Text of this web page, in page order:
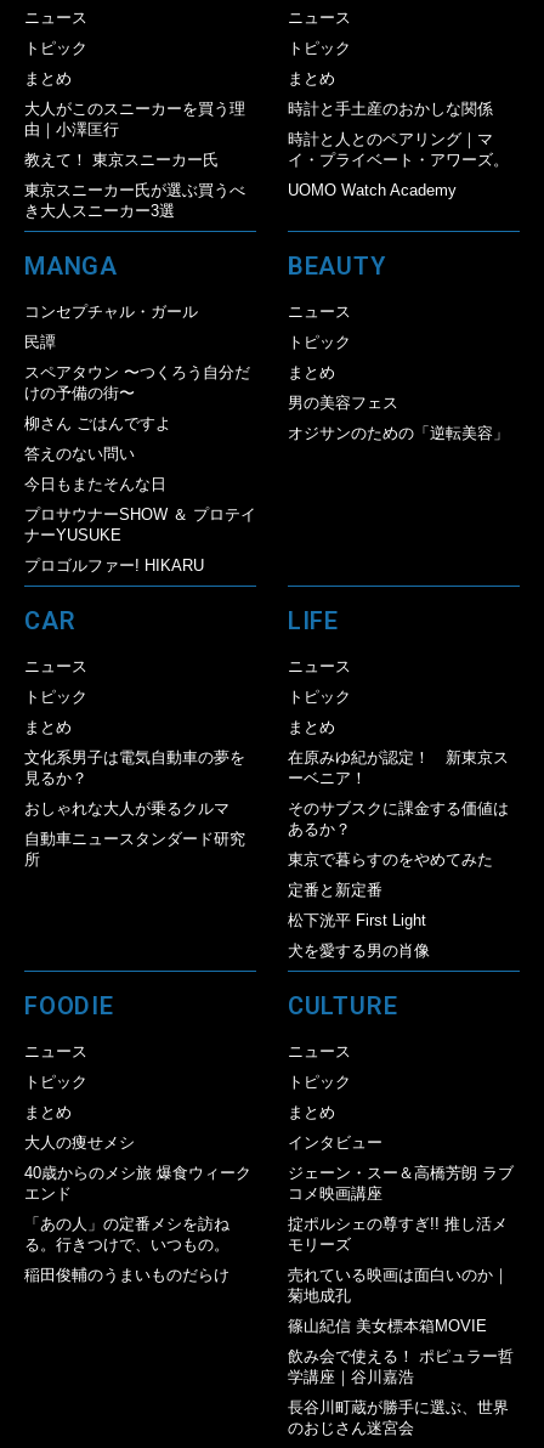
ニュース
トピック
まとめ
大人がこのスニーカーを買う理
由｜小澤匡行
教えて！ 東京スニーカー氏
東京スニーカー氏が選ぶ買うべ
き大人スニーカー3選
ニュース
トピック
まとめ
時計と手土産のおかしな関係
時計と人とのペアリング｜マ
イ・プライベート・アワーズ。
UOMO Watch Academy
MANGA
コンセプチャル・ガール
民譚
スペアタウン 〜つくろう自分だ
けの予備の街〜
柳さん ごはんですよ
答えのない問い
今日もまたそんな日
プロサウナーSHOW ＆ プロテイ
ナーYUSUKE
プロゴルファー! HIKARU
BEAUTY
ニュース
トピック
まとめ
男の美容フェス
オジサンのための「逆転美容」
CAR
ニュース
トピック
まとめ
文化系男子は電気自動車の夢を
見るか？
おしゃれな大人が乗るクルマ
自動車ニュースタンダード研究
所
LIFE
ニュース
トピック
まとめ
在原みゆ紀が認定！ 新東京ス
ーベニア！
そのサブスクに課金する価値は
あるか？
東京で暮らすのをやめてみた
定番と新定番
松下洸平 First Light
犬を愛する男の肖像
FOODIE
ニュース
トピック
まとめ
大人の痩せメシ
40歳からのメシ旅 爆食ウィーク
エンド
「あの人」の定番メシを訪ね
る。行きつけで、いつもの。
稲田俊輔のうまいものだらけ
CULTURE
ニュース
トピック
まとめ
インタビュー
ジェーン・スー＆高橋芳朗 ラブ
コメ映画講座
掟ポルシェの尊すぎ!! 推し活メ
モリーズ
売れている映画は面白いのか｜
菊地成孔
篠山紀信 美女標本箱MOVIE
飲み会で使える！ ポピュラー哲
学講座｜谷川嘉浩
長谷川町蔵が勝手に選ぶ、世界
のおじさん迷宮会